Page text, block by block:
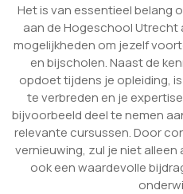
Het is van essentieel belang
aan de Hogeschool
mogelijkheden om jezelf
en bijscholen. Naast de
opdoet tijdens je opleiding,
te verbreden en je
bijvoorbeeld deel te nemen
relevante cursussen. Door
vernieuwing, zul je niet
ook een waardevolle